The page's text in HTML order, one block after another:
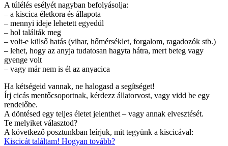
A túlélés esélyét nagyban befolyásolja:
– a kiscica életkora és állapota
– mennyi ideje lehetett egyedül
– hol találták meg
– volt-e külső hatás (vihar, hőmérséklet, forgalom, ragadozók stb.)
– lehet, hogy az anyja tudatosan hagyta hátra, mert beteg vagy
gyenge volt
– vagy már nem is él az anyacica
Ha kétségeid vannak, ne halogasd a segítséget!
Írj cicás mentőcsoportnak, kérdezz állatorvost, vagy vidd be egy
rendelőbe.
A döntésed egy teljes életet jelenthet – vagy annak elvesztését.
Te melyiket választod?
A következő posztunkban leírjuk, mit tegyünk a kiscicával:
Kiscicát találtam! Hogyan tovább?